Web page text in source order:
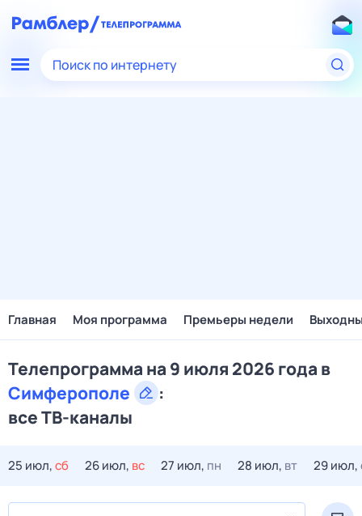
Поиск по интернету
Главная Моя программа Премьеры недели
Телепрограмма на 9 июля 2026 года в
Симферополе
:
все ТВ-каналы
25 июл,сб 26 июл, вс 27 июл, пн 28 июл, вт 29 июл,